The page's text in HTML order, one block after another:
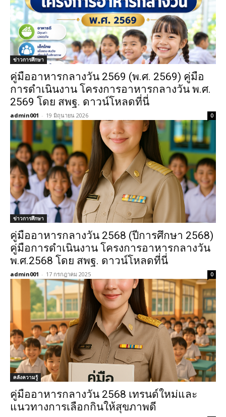
ข่าวการศึกษา
คู่มืออาหารกลางวัน 2569 (พ.ศ. 2569) คู่มือ
การดำเนินงาน โครงการอาหารกลางวัน พ.ศ.
2569 โดย สพฐ. ดาวน์โหลดที่นี่
admin001 - 19 มิถุนายน 2026 0
ข่าวการศึกษา
คู่มืออาหารกลางวัน 2568 (ปีการศึกษา 2568)
คู่มือการดำเนินงาน โครงการอาหารกลางวัน
พ.ศ.2568 โดย สพฐ. ดาวน์โหลดที่นี่
admin001 - 17 กรกฎาคม 2025 0
คลังความรู้
คู่มืออาหารกลางวัน 2568 เทรนด์ใหม่และ
แนวทางการเลือกกินให้สุขภาพดี